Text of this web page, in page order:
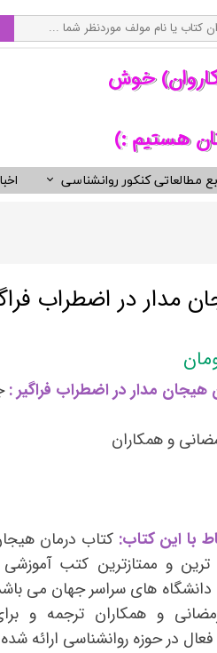
انتشارات ارسباران
انتشارات دوران
انتشارات روان
انتشارات رشد
انتشارات ققنوس
انتشارات مدرسان
انتشارات ویرایش
مطالعاتی کنکور روانشناسی
خوش
هستیم :)
مدار در اضطراب
مدار در اضطراب فراگیر :
و همکاران
با این کتاب: کتاب درمان
ترین و ممتازترین کتب
های سراسر جهان می باشد
و همکاران ترجمه و
در حوزه روانشناسی ارائه